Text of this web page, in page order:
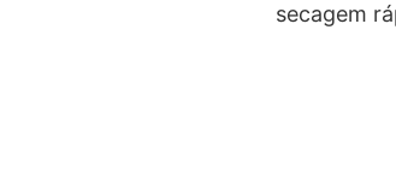
secagem